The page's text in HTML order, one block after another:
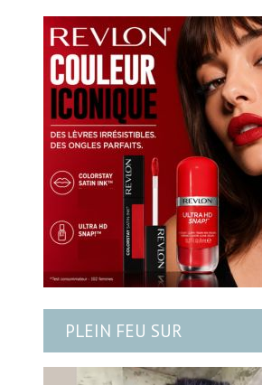
PLEIN FEU SUR